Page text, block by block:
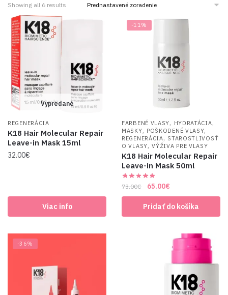
Showing all 6 results
Vypredané
REGENERÁCIA
K18 Hair Molecular Repair
Leave-in Mask 15ml
32.00€
Viac info
-11%
FARBENÉ VLASY, HYDRATÁCIA,
MASKY, POŠKODENÉ VLASY,
REGENERÁCIA, STAROSTLIVOSŤ
O VLASY,VÝŽIVA PRE VLASY
K18 Hair Molecular Repair
Leave-in Mask 50ml
73.00€
Original
price
was:
73.00€.
65.00€Current
price
is:
65.00€.
Pridať do košíka
-36%